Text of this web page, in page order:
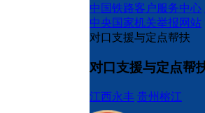
中国铁路客户服务中心
中央国家机关举报网站
对口支援与定点帮扶
对口支援与定点帮
江西永丰 贵州榕江